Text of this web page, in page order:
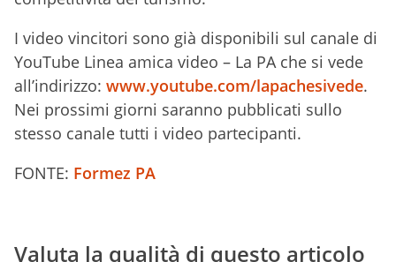
I video vincitori sono già disponibili sul canale di
YouTube Linea amica video – La PA che si vede
all’indirizzo: www.youtube.com/lapachesivede.
Nei prossimi giorni saranno pubblicati sullo
stesso canale tutti i video partecipanti.
FONTE: Formez PA
Valuta la qualità di questo articolo